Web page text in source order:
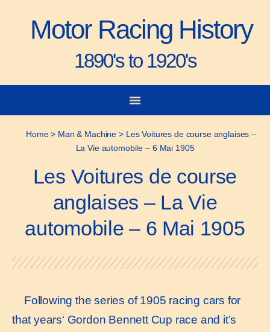
Motor Racing History
1890's to 1920's
Home> Man & Machine > Les Voitures de course anglaises –
La Vie automobile – 6 Mai 1905
Les Voitures de course
anglaises – La Vie
automobile – 6 Mai 1905
Following the series of 1905 racing cars for
that years‘ Gordon Bennett Cup race and it’s